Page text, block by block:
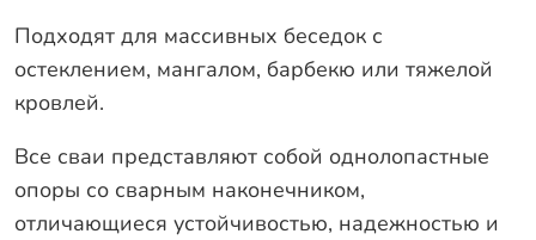
Подходят для массивных беседок с
остеклением, мангалом, барбекю или тяжелой
кровлей.
Все сваи представляют собой однолопастные
опоры со сварным наконечником,
отличающиеся устойчивостью, надежностью и